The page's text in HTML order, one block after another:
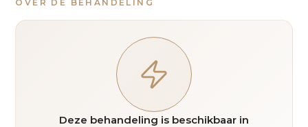
OVER DE BEHANDELING
Deze behandeling is beschikbaar in